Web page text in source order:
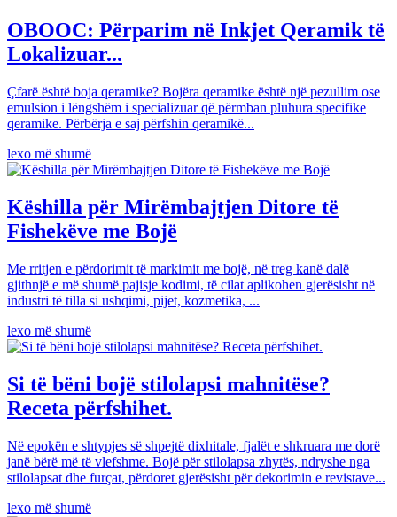
OBOOC: Përparim në Inkjet Qeramik të
Lokalizuar...
Çfarë është boja qeramike? Bojëra qeramike është një pezullim ose
emulsion i lëngshëm i specializuar që përmban pluhura specifike
qeramike. Përbërja e saj përfshin qeramikë...
lexo më shumë
Këshilla për Mirëmbajtjen Ditore të
Fishekëve me Bojë
Me rritjen e përdorimit të markimit me bojë, në treg kanë dalë
gjithnjë e më shumë pajisje kodimi, të cilat aplikohen gjerësisht në
industri të tilla si ushqimi, pijet, kozmetika, ...
lexo më shumë
Si të bëni bojë stilolapsi mahnitëse?
Receta përfshihet.
Në epokën e shtypjes së shpejtë dixhitale, fjalët e shkruara me dorë
janë bërë më të vlefshme. Bojë për stilolapsa zhytës, ndryshe nga
stilolapsat dhe furçat, përdoret gjerësisht për dekorimin e revistave...
lexo më shumë